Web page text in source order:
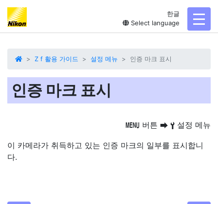
한글
Select language
Z f 활용 가이드 설정 메뉴 인증 마크 표시
인증 마크 표시
G 버튼 U B 설정 메뉴
이 카메라가 취득하고 있는 인증 마크의 일부를 표시합니
다.